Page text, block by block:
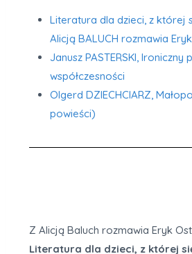
Literatura dla dzieci, z której
Alicją BALUCH rozmawia
Janusz PASTERSKI,
współczesności
Olgerd DZIECHCIARZ,
powieści)
Z Alicją Baluch rozmawia Eryk
Literatura dla dzieci, z której